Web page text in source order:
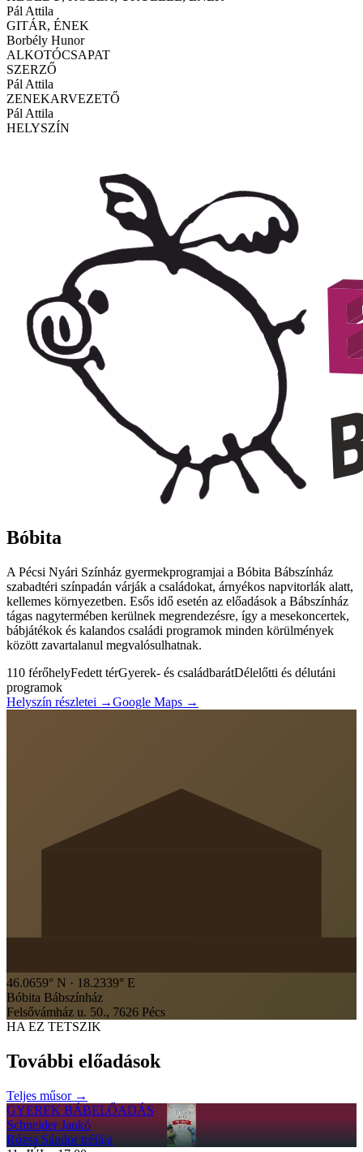
Pál Attila
GITÁR, ÉNEK
Borbély Hunor
ALKOTÓCSAPAT
SZERZŐ
Pál Attila
ZENEKARVEZETŐ
Pál Attila
HELYSZÍN
Bóbita
A Pécsi Nyári Színház gyermekprogramjai a Bóbita Bábszínház
szabadtéri színpadán várják a családokat, árnyékos napvitorlák alatt,
kellemes környezetben. Esős idő esetén az előadások a Bábszínház
tágas nagytermében kerülnek megrendezésre, így a mesekoncertek,
bábjátékok és kalandos családi programok minden körülmények
között zavartalanul megvalósulhatnak.
110 férőhelyFedett térGyerek- és családbarátDélelőtti és délutáni
programok
Helyszín részletei →Google Maps →
46.0659° N · 18.2339° E
Bóbita Bábszínház
Felsővámház u. 50., 7626 Pécs
HA EZ TETSZIK
További előadások
Teljes műsor →
GYEREK BÁBELŐADÁS
Schneider Jankó
Rózsa Sándor tréfája